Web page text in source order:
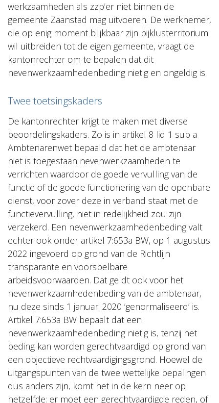
werkzaamheden als zzp’er niet binnen de
gemeente Zaanstad mag uitvoeren. De werknemer,
die op enig moment blijkbaar zijn bijklusterritorium
wil uitbreiden tot de eigen gemeente, vraagt de
kantonrechter om te bepalen dat dit
nevenwerkzaamhedenbeding nietig en ongeldig is.
Twee toetsingskaders
De kantonrechter krijgt te maken met diverse
beoordelingskaders. Zo is in artikel 8 lid 1 sub a
Ambtenarenwet bepaald dat het de ambtenaar
niet is toegestaan nevenwerkzaamheden te
verrichten waardoor de goede vervulling van de
functie of de goede functionering van de openbare
dienst, voor zover deze in verband staat met de
functievervulling, niet in redelijkheid zou zijn
verzekerd. Een nevenwerkzaamhedenbeding valt
echter ook onder artikel 7:653a BW, op 1 augustus
2022 ingevoerd op grond van de Richtlijn
transparante en voorspelbare
arbeidsvoorwaarden. Dat geldt ook voor het
nevenwerkzaamhedenbeding van de ambtenaar,
nu deze sinds 1 januari 2020 ‘genormaliseerd’ is.
Artikel 7:653a BW bepaalt dat een
nevenwerkzaamhedenbeding nietig is, tenzij het
beding kan worden gerechtvaardigd op grond van
een objectieve rechtvaardigingsgrond. Hoewel de
uitgangspunten van de twee wettelijke bepalingen
dus anders zijn, komt het in de kern neer op
hetzelfde: er moet een gerechtvaardigde reden, of